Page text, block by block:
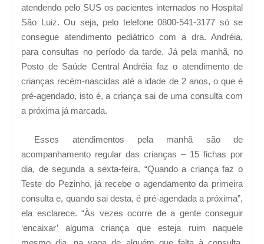
atendendo pelo SUS os pacientes internados no Hospital
São Luiz. Ou seja, pelo telefone 0800-541-3177 só se
consegue atendimento pediátrico com a dra. Andréia,
para consultas no período da tarde. Já pela manhã, no
Posto de Saúde Central Andréia faz o atendimento de
crianças recém-nascidas até a idade de 2 anos, o que é
pré-agendado, isto é, a criança sai de uma consulta com
a próxima já marcada.
Esses atendimentos pela manhã são de
acompanhamento regular das crianças – 15 fichas por
dia, de segunda a sexta-feira. “Quando a criança faz o
Teste do Pezinho, já recebe o agendamento da primeira
consulta e, quando sai desta, é pré-agendada a próxima”,
ela esclarece. “Às vezes ocorre de a gente conseguir
‘encaixar’ alguma criança que esteja ruim naquele